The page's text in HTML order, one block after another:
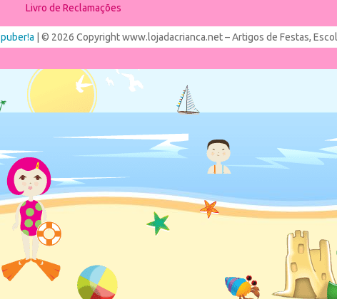
Livro de Reclamações
puber!a | © 2026 Copyright www.lojadacrianca.net – Artigos de Festas,